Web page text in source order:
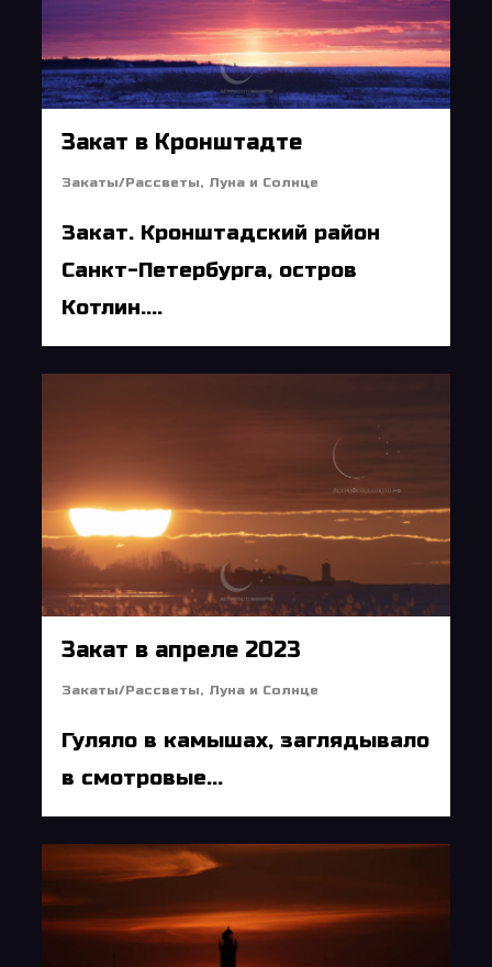
Закат в Кронштадте
Закаты/Рассветы, Луна и Солнце
Закат. Кронштадский район
Санкт-Петербурга, остров
Котлин....
Закат в апреле 2023
Закаты/Рассветы, Луна и Солнце
Гуляло в камышах, заглядывало
в смотровые...